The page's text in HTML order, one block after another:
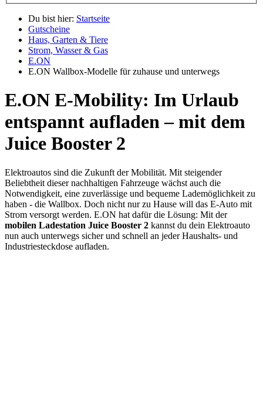
Du bist hier: Startseite
Gutscheine
Haus, Garten & Tiere
Strom, Wasser & Gas
E.ON
E.ON Wallbox-Modelle für zuhause und unterwegs
E.ON E-Mobility: Im Urlaub
entspannt aufladen – mit dem
Juice Booster 2
Elektroautos sind die Zukunft der Mobilität. Mit steigender
Beliebtheit dieser nachhaltigen Fahrzeuge wächst auch die
Notwendigkeit, eine zuverlässige und bequeme Lademöglichkeit zu
haben - die Wallbox. Doch nicht nur zu Hause will das E-Auto mit
Strom versorgt werden. E.ON hat dafür die Lösung: Mit der
mobilen Ladestation Juice Booster 2 kannst du dein Elektroauto
nun auch unterwegs sicher und schnell an jeder Haushalts- und
Industriesteckdose aufladen.